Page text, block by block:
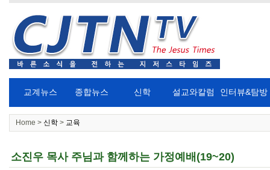
교계뉴스 종합뉴스 신학 설교와칼럼 인터뷰&탐방
Home > 신학 > 교육
소진우 목사 주님과 함께하는 가정예배(19~20)